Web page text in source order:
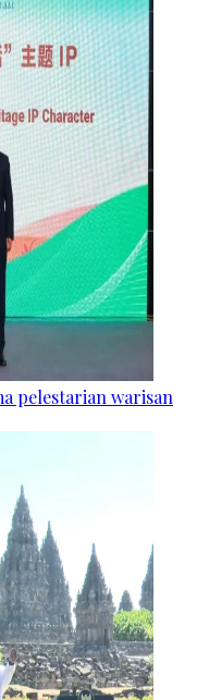
pelestarian warisan